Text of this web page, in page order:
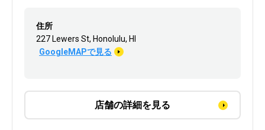
住所
227 Lewers St, Honolulu, HI
GoogleMAPで見る
店舗の詳細を見る